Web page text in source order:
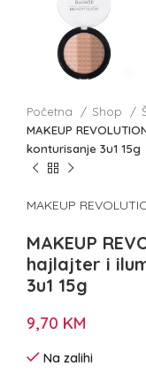
Početna Shop
MAKEUP
konturisanje 3u1 15g
MAKEUP
MAKEUP
hajlajter i
3u1 15g
9,70 KM
Na zalihi